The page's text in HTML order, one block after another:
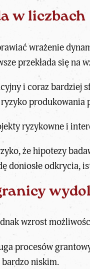
w liczbach
wrażenie
przekłada się na
i coraz bardziej
ryzykowne i
że hipotezy
doniosłe odkrycia,
wzrost
procesów
niskim.